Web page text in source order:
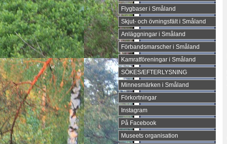
Flygbaser i Småland
Skjut- och övningsfält i Småland
Anläggningar i Småland
Förbandsmarscher i Småland
Kamratföreningar i Småland
SÖKES/EFTERLYSNING
Minnesmärken i Småland
Förkortningar
Instagram
På Facebook
Museets organisation